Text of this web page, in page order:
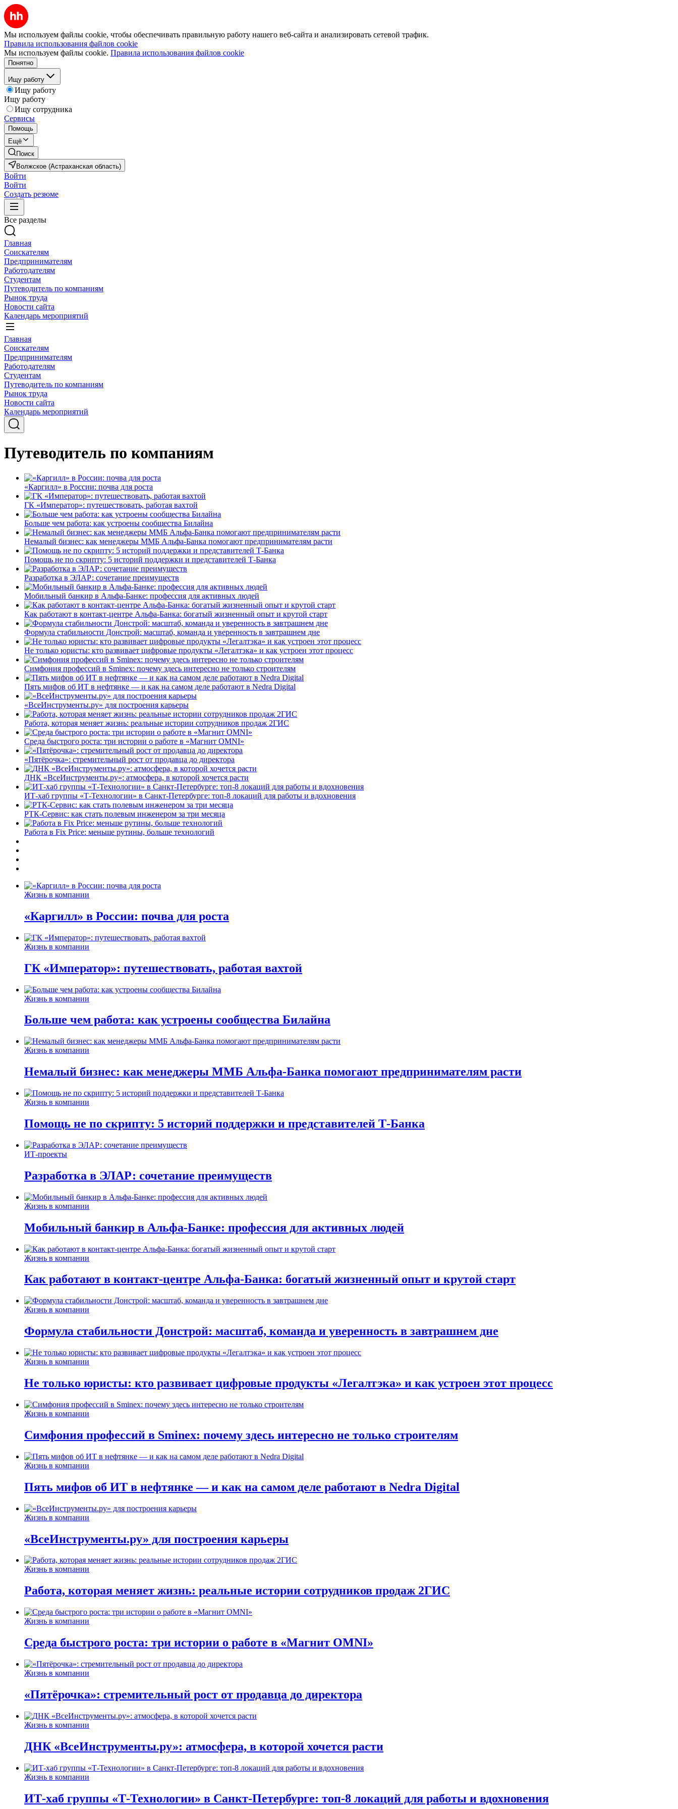
Мы используем файлы cookie, чтобы обеспечивать правильную работу нашего веб-сайта и анализировать сетевой трафик.
Правила использования файлов cookie
Мы используем файлы cookie. Правила использования файлов cookie
Понятно
Ищу работу
Ищу работу
Ищу работу
Ищу сотрудника
Сервисы
Помощь
Ещё
Поиск
Волжское (Астраханская область)
Войти
Войти
Создать резюме
Все разделы
Главная
Соискателям
Предпринимателям
Работодателям
Студентам
Путеводитель по компаниям
Рынок труда
Новости сайта
Календарь мероприятий
Главная
Соискателям
Предпринимателям
Работодателям
Студентам
Путеводитель по компаниям
Рынок труда
Новости сайта
Календарь мероприятий
Путеводитель по компаниям
«Каргилл» в России: почва для роста
ГК «Император»: путешествовать, работая вахтой
Больше чем работа: как устроены сообщества Билайна
Немалый бизнес: как менеджеры ММБ Альфа-Банка помогают предпринимателям расти
Помощь не по скрипту: 5 историй поддержки и представителей Т-Банка
Разработка в ЭЛАР: сочетание преимуществ
Мобильный банкир в Альфа-Банке: профессия для активных людей
Как работают в контакт-центре Альфа-Банка: богатый жизненный опыт и крутой старт
Формула стабильности Донстрой: масштаб, команда и уверенность в завтрашнем дне
Не только юристы: кто развивает цифровые продукты «Легалтэка» и как устроен этот процесс
Симфония профессий в Sminex: почему здесь интересно не только строителям
Пять мифов об ИТ в нефтянке — и как на самом деле работают в Nedra Digital
«ВсеИнструменты.ру» для построения карьеры
Работа, которая меняет жизнь: реальные истории сотрудников продаж 2ГИС
Среда быстрого роста: три истории о работе в «Магнит OMNI»
«Пятёрочка»: стремительный рост от продавца до директора
ДНК «ВсеИнструменты.ру»: атмосфера, в которой хочется расти
ИТ-хаб группы «Т-Технологии» в Санкт-Петербурге: топ-8 локаций для работы и вдохновения
РТК-Сервис: как стать полевым инженером за три месяца
Работа в Fix Price: меньше рутины, больше технологий
Жизнь в компании
«Каргилл» в России: почва для роста
Жизнь в компании
ГК «Император»: путешествовать, работая вахтой
Жизнь в компании
Больше чем работа: как устроены сообщества Билайна
Жизнь в компании
Немалый бизнес: как менеджеры ММБ Альфа-Банка помогают предпринимателям расти
Жизнь в компании
Помощь не по скрипту: 5 историй поддержки и представителей Т-Банка
ИТ-проекты
Разработка в ЭЛАР: сочетание преимуществ
Жизнь в компании
Мобильный банкир в Альфа-Банке: профессия для активных людей
Жизнь в компании
Как работают в контакт-центре Альфа-Банка: богатый жизненный опыт и крутой старт
Жизнь в компании
Формула стабильности Донстрой: масштаб, команда и уверенность в завтрашнем дне
Жизнь в компании
Не только юристы: кто развивает цифровые продукты «Легалтэка» и как устроен этот процесс
Жизнь в компании
Симфония профессий в Sminex: почему здесь интересно не только строителям
Жизнь в компании
Пять мифов об ИТ в нефтянке — и как на самом деле работают в Nedra Digital
Жизнь в компании
«ВсеИнструменты.ру» для построения карьеры
Жизнь в компании
Работа, которая меняет жизнь: реальные истории сотрудников продаж 2ГИС
Жизнь в компании
Среда быстрого роста: три истории о работе в «Магнит OMNI»
Жизнь в компании
«Пятёрочка»: стремительный рост от продавца до директора
Жизнь в компании
ДНК «ВсеИнструменты.ру»: атмосфера, в которой хочется расти
Жизнь в компании
ИТ-хаб группы «Т-Технологии» в Санкт-Петербурге: топ-8 локаций для работы и вдохновения